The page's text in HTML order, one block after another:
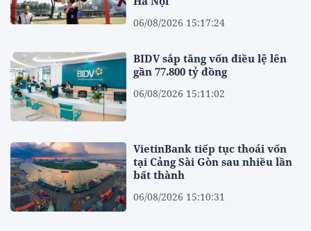
06/08/2026 15:17:24
BIDV sắp tăng vốn điều lệ lên
gần 77.800 tỷ đồng
06/08/2026 15:11:02
VietinBank tiếp tục thoái vốn
tại Cảng Sài Gòn sau nhiều lần
bất thành
06/08/2026 15:10:31